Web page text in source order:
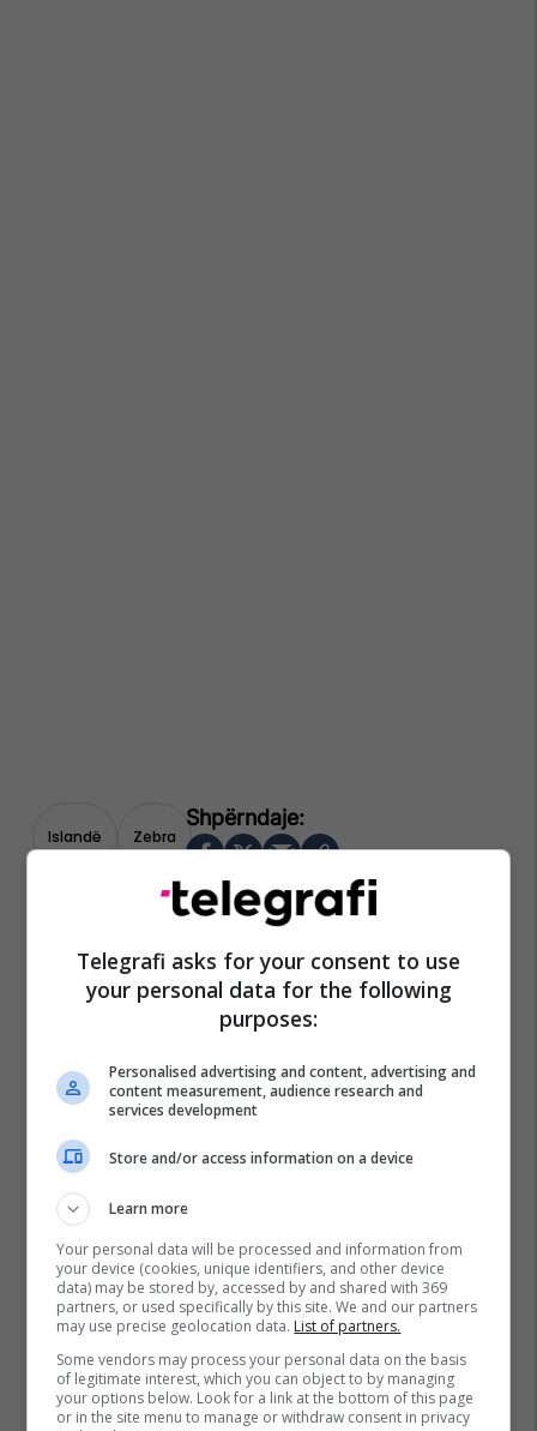
Islandë Zebra
Telegrafi asks for your consent to use
your personal data for the following
purposes:
Personalised advertising and content, advertising and
content measurement, audience research and
services development
Store and/or access information on a device
Learn more
Your personal data will be processed and information from
your device (cookies, unique identifiers, and other device
data) may be stored by, accessed by and shared with 369
partners, or used specifically by this site. We and our partners
may use precise geolocation data. List of partners.
Some vendors may process your personal data on the basis
of legitimate interest, which you can object to by managing
your options below. Look for a link at the bottom of this page
or in the site menu to manage or withdraw consent in privacy